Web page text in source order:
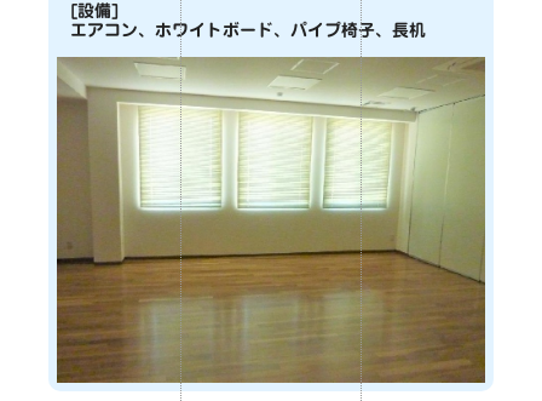
[設備]
エアコン、ホワイトボード、パイプ椅子、長机